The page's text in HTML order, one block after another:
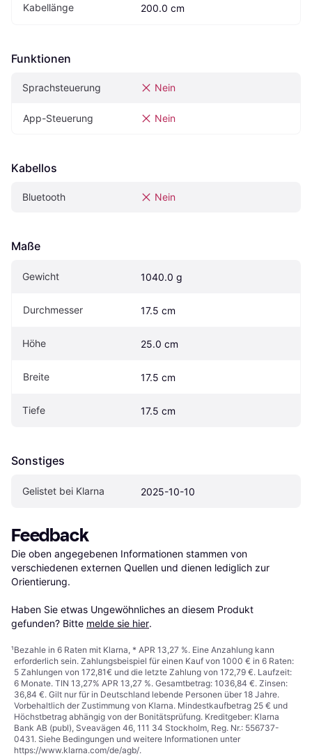
Kabellänge 200.0 cm
Funktionen
Sprachsteuerung Nein
App-Steuerung Nein
Kabellos
Bluetooth Nein
Maße
Gewicht 1040.0 g
Durchmesser 17.5 cm
Höhe 25.0 cm
Breite 17.5 cm
Tiefe 17.5 cm
Sonstiges
Gelistet bei Klarna 2025-10-10
Feedback
Die oben angegebenen Informationen stammen von
verschiedenen externen Quellen und dienen lediglich zur
Orientierung.
Haben Sie etwas Ungewöhnliches an diesem Produkt
gefunden? Bitte melde sie hier.
¹Bezahle in 6 Raten mit Klarna, * APR 13,27 %. Eine Anzahlung kann
erforderlich sein. Zahlungsbeispiel für einen Kauf von 1000 € in 6 Raten:
5 Zahlungen von 172,81€ und die letzte Zahlung von 172,79 €. Laufzeit:
6 Monate. TIN 13,27% APR 13,27 %. Gesamtbetrag: 1036,84 €. Zinsen:
36,84 €. Gilt nur für in Deutschland lebende Personen über 18 Jahre.
Vorbehaltlich der Zustimmung von Klarna. Mindestkaufbetrag 25 € und
Höchstbetrag abhängig von der Bonitätsprüfung. Kreditgeber: Klarna
Bank AB (publ), Sveavägen 46, 111 34 Stockholm, Reg. Nr.: 556737-
0431. Siehe Bedingungen und weitere Informationen unter
https://www.klarna.com/de/agb/.